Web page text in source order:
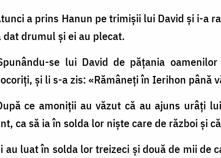
a prins Hanun pe trimişii lui David şi i-a
dat drumul şi ei au plecat.
se lui David de păţania
şi li s-a zis: «Rămâneţi în Ierihon până
ce amoniţii au văzut că au ajuns urâţi
ca să ia în solda lor nişte care de război şi
au luat în solda lor treizeci şi două de mii de